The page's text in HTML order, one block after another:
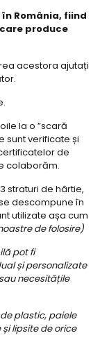
România, fiind
produce
acestora ajutați
la o ”scară
sunt verificate și
de
colaborăm.
straturi de hârtie,
descompune în
utilizate așa cum
de folosire)
pot fi
și personalizate
necesitățile
plastic, paiele
lipsite de orice